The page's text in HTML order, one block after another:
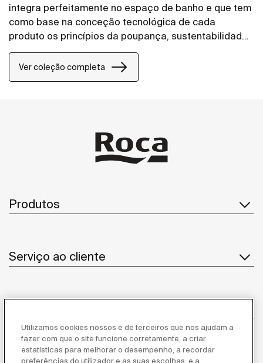
integra perfeitamente no espaço de banho e que tem
como base na conceção tecnológica de cada
produto os princípios da poupança, sustentabilidade
e integração.
Ver coleção completa
Produtos
Serviço ao cliente
Utilizamos cookies nossos e de terceiros que nos ajudam a
fazer com que o site funcione corretamente, a criar
estatísticas para melhorar o desempenho, a recordar
preferências do utilizador e as suas escolhas, e a